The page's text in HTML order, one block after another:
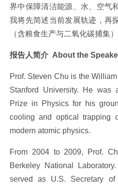
界中保障清洁能源、水、空气
我将先简述当前发展轨迹，再
（含粮食生产与二氧化碳捕集
报告人简介 About the
Prof. Steven Chu is the
Stanford University. He was
Prize in Physics for his
cooling and optical trapping
modern atomic physics.
From 2004 to 2009, Prof.
Berkeley National
served as U.S. Secretary of